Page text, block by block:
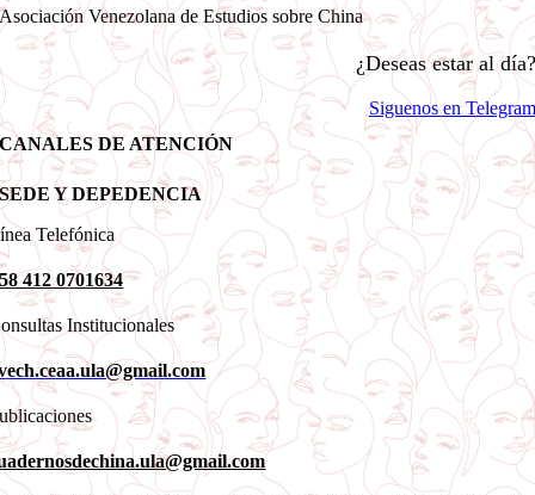
Asociación Venezolana de Estudios sobre China
¿Deseas estar al día?
Siguenos en Telegram
CANALES DE ATENCIÓN
SEDE Y DEPEDENCIA
Telefónica
412 0701634
Institucionales